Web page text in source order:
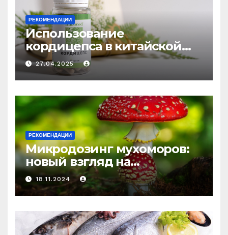
РЕКОМЕНДАЦИИ
Использование
кордицепса в китайской
медицине: природное
средство против усталости
и истощения
27.04.2025
РЕКОМЕНДАЦИИ
Микродозинг мухоморов:
новый взгляд на
психоделику
18.11.2024